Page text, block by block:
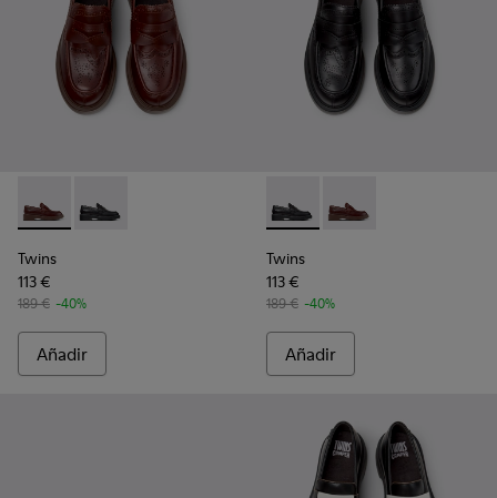
Twins - K201873-002 - Mocasines de piel marrones para
Twins - K201873-001 - Mocasines de piel negros
Twins
113 €
189 € -40%
Añadir
Twins - K201873-001 -
Twins - K201873-
Twins
113 €
189 € -40%
Añadir